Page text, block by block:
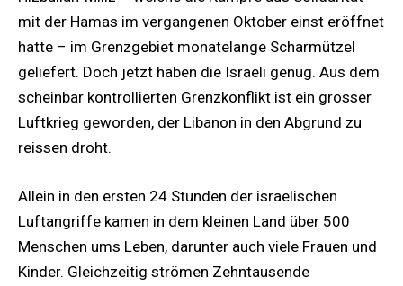
mit der Hamas im vergangenen Oktober einst eröffnet
hatte – im Grenzgebiet monatelange Scharmützel
geliefert. Doch jetzt haben die Israeli genug. Aus dem
scheinbar kontrollierten Grenzkonflikt ist ein grosser
Luftkrieg geworden, der Libanon in den Abgrund zu
reissen droht.
Allein in den ersten 24 Stunden der israelischen
Luftangriffe kamen in dem kleinen Land über 500
Menschen ums Leben, darunter auch viele Frauen und
Kinder. Gleichzeitig strömen Zehntausende